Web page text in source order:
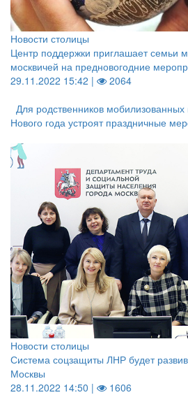
Новости столицы
Центр поддержки приглашает семьи
москвичей на предновогодние
29.11.2022 15:42 |
2064
Для родственников
Нового года устроят праздничные
Новости столицы
Система соцзащиты ЛНР будет
Москвы
28.11.2022 14:50 |
1606